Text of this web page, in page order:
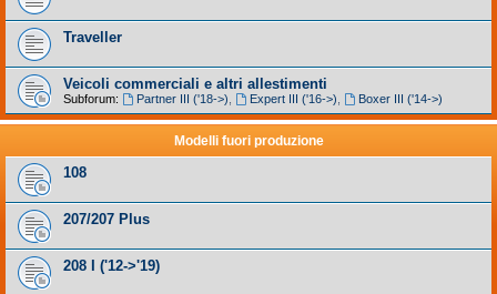
Traveller
Veicoli commerciali e altri allestimenti
Subforum: Partner III ('18->) Expert III ('16->) Boxer III ('14->)
Modelli fuori produzione
108
207/207 Plus
208 I ('12->'19)